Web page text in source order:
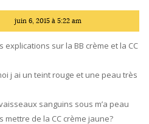
juin 6, 2015 à 5:22 am
explications sur la BB crème et la CC
j ai un teint rouge et une peau très
sanguins sous m’a peau
mettre de la CC crème jaune?